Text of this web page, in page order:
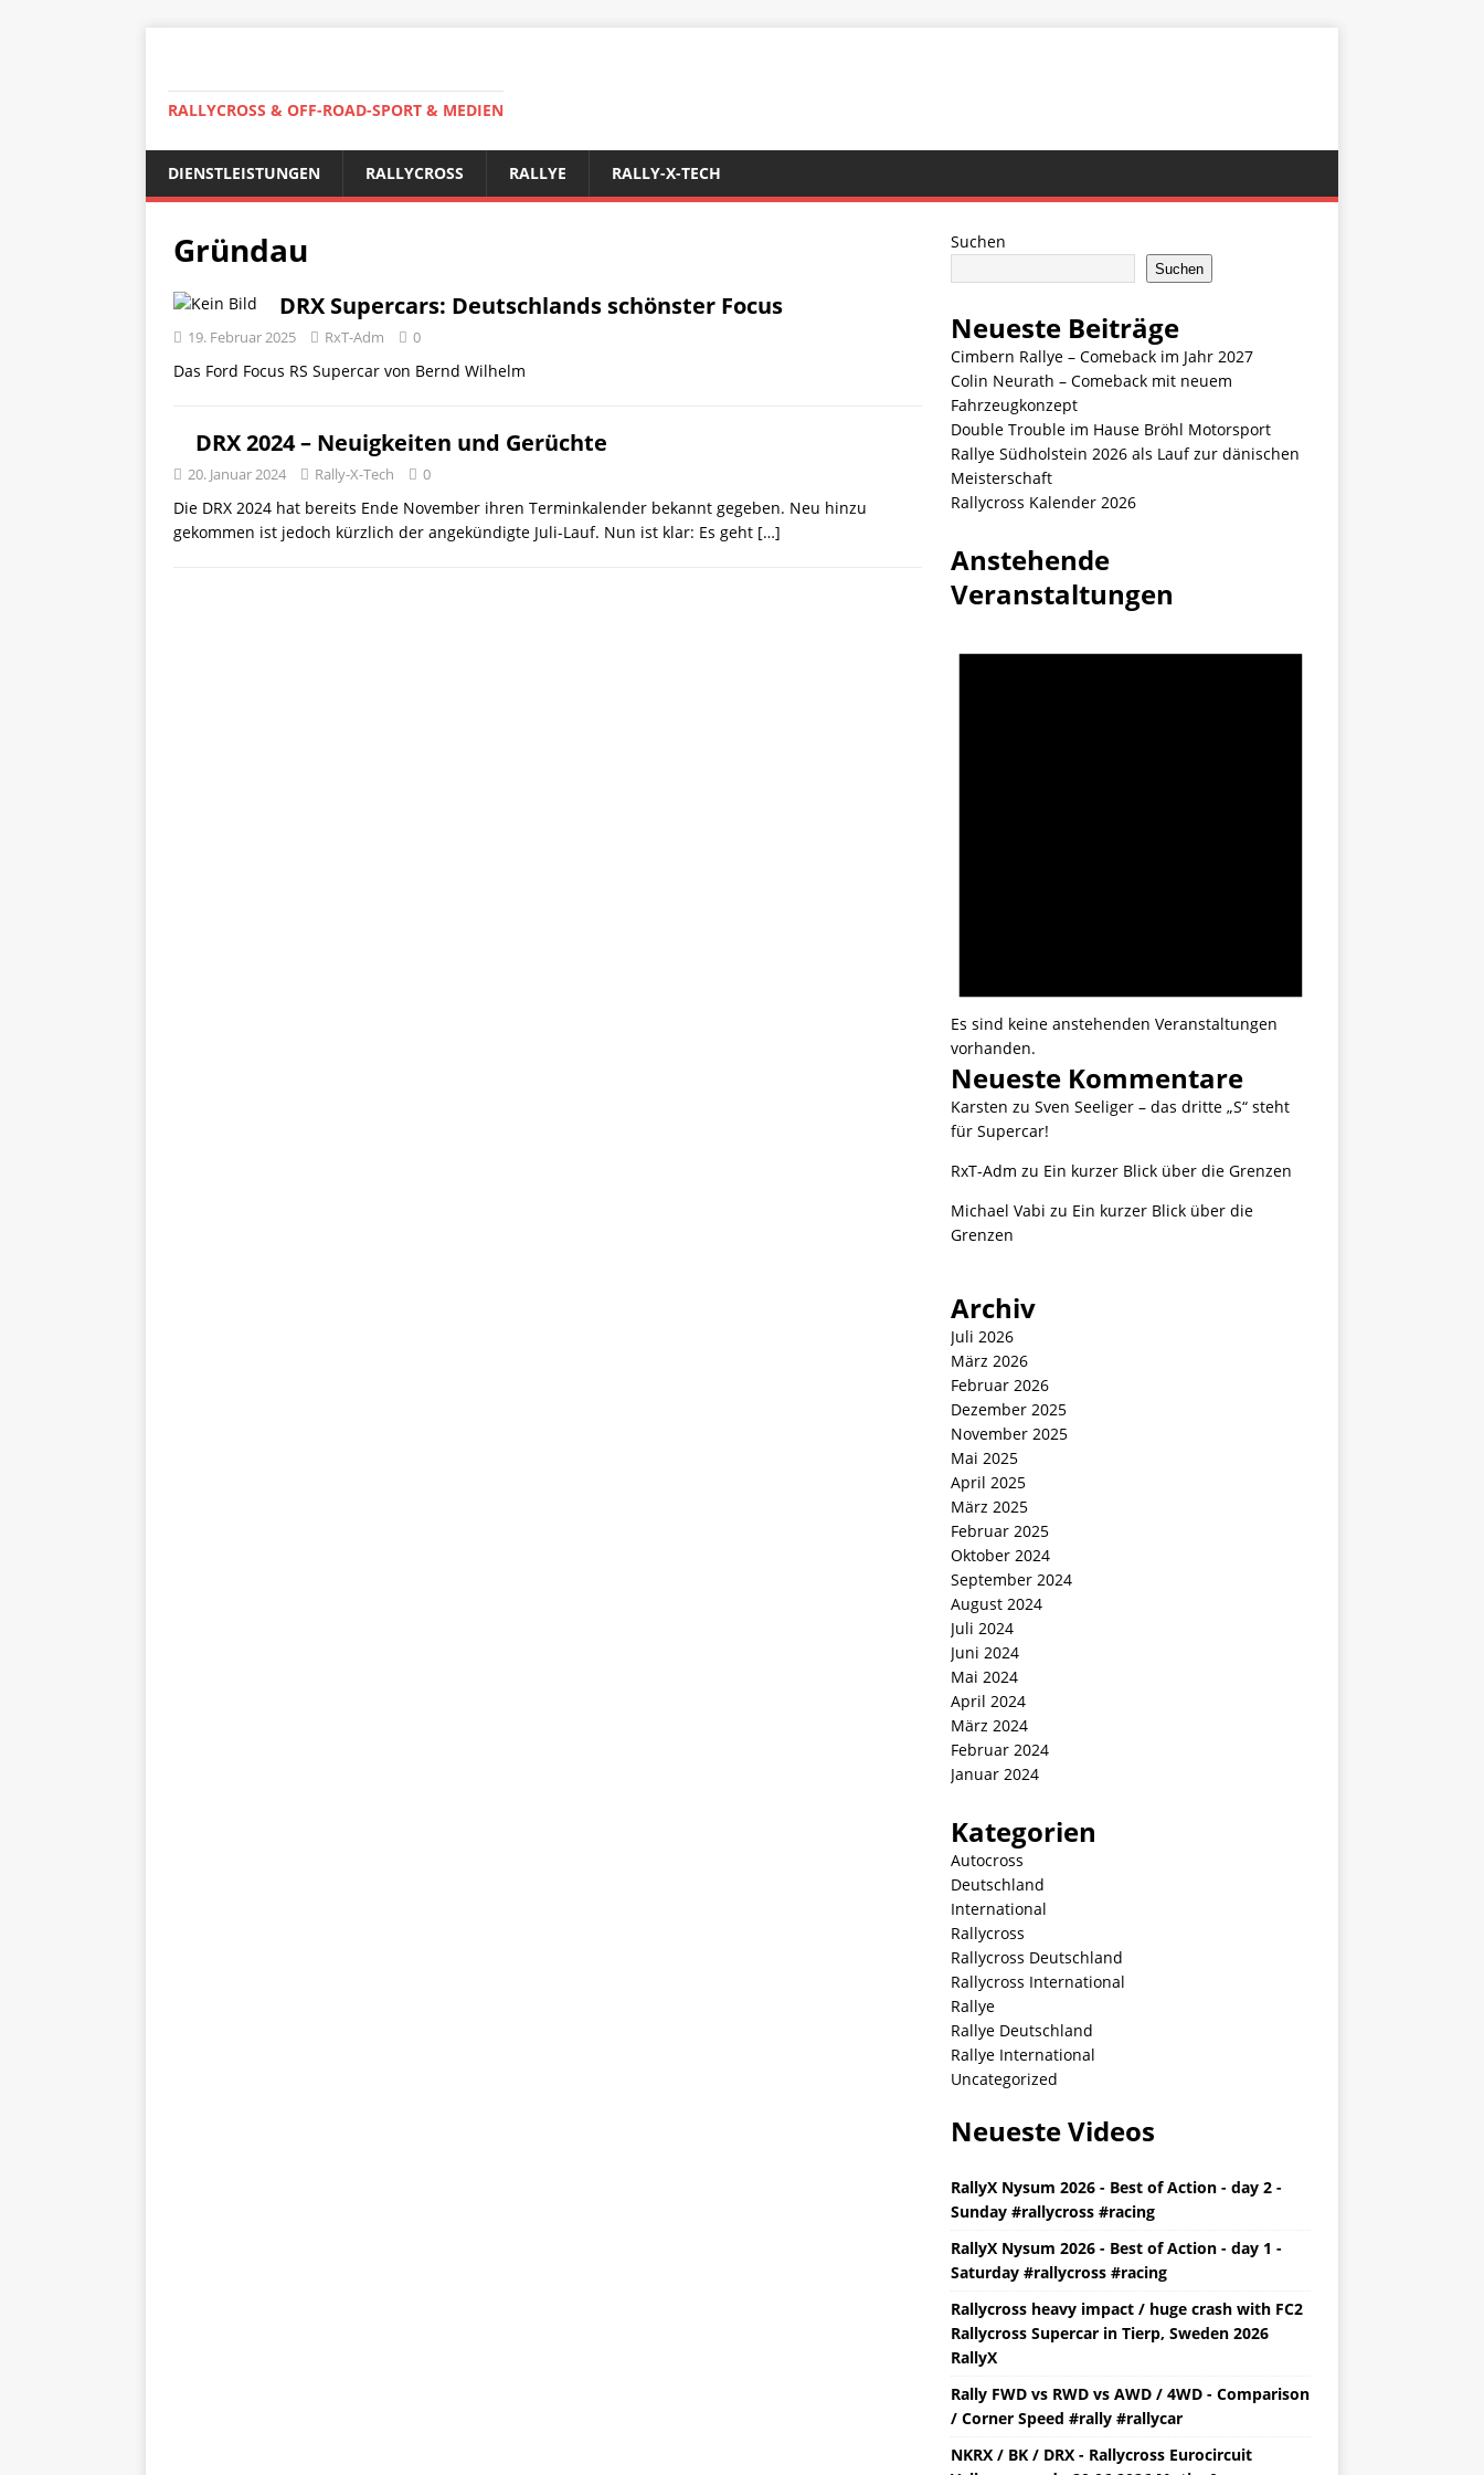
RALLYCROSS & OFF-ROAD-SPORT & MEDIEN
DIENSTLEISTUNGEN RALLYCROSS RALLYE RALLY-X-TECH
Gründau
DRX Supercars: Deutschlands schönster Focus
19. Februar 2025 RxT-Adm 0
Das Ford Focus RS Supercar von Bernd Wilhelm
DRX 2024 – Neuigkeiten und Gerüchte
20. Januar 2024 Rally-X-Tech 0
Die DRX 2024 hat bereits Ende November ihren Terminkalender bekannt gegeben. Neu hinzu
gekommen ist jedoch kürzlich der angekündigte Juli-Lauf. Nun ist klar: Es geht […]
Suchen
Suchen
Neueste Beiträge
Cimbern Rallye – Comeback im Jahr 2027
Colin Neurath – Comeback mit neuem
Fahrzeugkonzept
Double Trouble im Hause Bröhl Motorsport
Rallye Südholstein 2026 als Lauf zur dänischen
Meisterschaft
Rallycross Kalender 2026
Anstehende
Veranstaltungen
Es sind keine anstehenden Veranstaltungen
vorhanden.
Neueste Kommentare
Karsten zu Sven Seeliger – das dritte „S“ steht
für Supercar!
RxT-Adm zu Ein kurzer Blick über die Grenzen
Michael Vabi zu Ein kurzer Blick über die
Grenzen
Archiv
Juli 2026
März 2026
Februar 2026
Dezember 2025
November 2025
Mai 2025
April 2025
März 2025
Februar 2025
Oktober 2024
September 2024
August 2024
Juli 2024
Juni 2024
Mai 2024
April 2024
März 2024
Februar 2024
Januar 2024
Kategorien
Autocross
Deutschland
International
Rallycross
Rallycross Deutschland
Rallycross International
Rallye
Rallye Deutschland
Rallye International
Uncategorized
Neueste Videos
RallyX Nysum 2026 - Best of Action - day 2 -
Sunday #rallycross #racing
RallyX Nysum 2026 - Best of Action - day 1 -
Saturday #rallycross #racing
Rallycross heavy impact / huge crash with FC2
Rallycross Supercar in Tierp, Sweden 2026
RallyX
Rally FWD vs RWD vs AWD / 4WD - Comparison
/ Corner Speed #rally #rallycar
NKRX / BK / DRX - Rallycross Eurocircuit